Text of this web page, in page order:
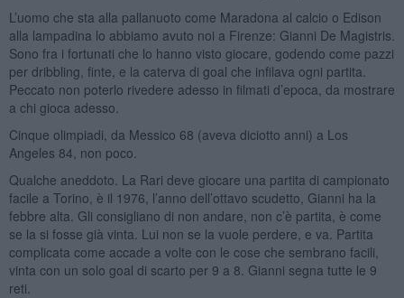
L’uomo che sta alla pallanuoto come Maradona al calcio o Edison
alla lampadina lo abbiamo avuto noi a Firenze: Gianni De Magistris.
Sono fra i fortunati che lo hanno visto giocare, godendo come pazzi
per dribbling, finte, e la caterva di goal che infilava ogni partita.
Peccato non poterlo rivedere adesso in filmati d’epoca, da mostrare
a chi gioca adesso.
Cinque olimpiadi, da Messico 68 (aveva diciotto anni) a Los
Angeles 84, non poco.
Qualche aneddoto. La Rari deve giocare una partita di campionato
facile a Torino, è il 1976, l’anno dell’ottavo scudetto, Gianni ha la
febbre alta. Gli consigliano di non andare, non c’è partita, è come
se la si fosse già vinta. Lui non se la vuole perdere, e va. Partita
complicata come accade a volte con le cose che sembrano facili,
vinta con un solo goal di scarto per 9 a 8. Gianni segna tutte le 9
reti.